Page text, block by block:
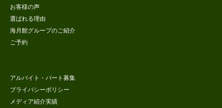
お客様の声
選ばれる理由
海月館グループのご紹介
ご予約
アルバイト・パート募集
プライバシーポリシー
メディア紹介実績